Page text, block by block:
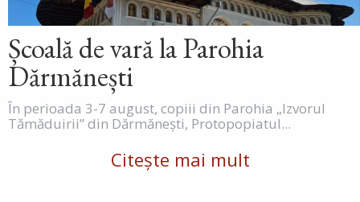
Școală de vară la Parohia
Dărmănești
În perioada 3-7 august, copiii din Parohia „Izvorul
Tămăduirii” din Dărmănești, Protopopiatul...
Citește mai mult